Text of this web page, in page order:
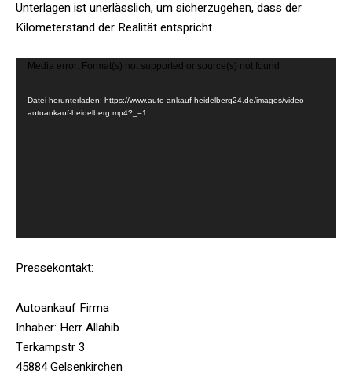
Unterlagen ist unerlässlich, um sicherzugehen, dass der
Kilometerstand der Realität entspricht.
y
e
Media error: Format(s) not supported or source(s) not found
Datei herunterladen: https://www.auto-ankauf-heidelberg24.de/images/video-
autoankauf-heidelberg.mp4?_=1
Pressekontakt:
Autoankauf Firma
Inhaber: Herr Allahib
Terkampstr 3
45884 Gelsenkirchen